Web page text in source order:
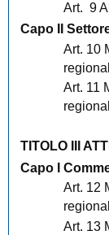
Art. 9
Capo II
Art. 10
Art. 11
TITOLO III
Capo I
Art. 12
Art. 13